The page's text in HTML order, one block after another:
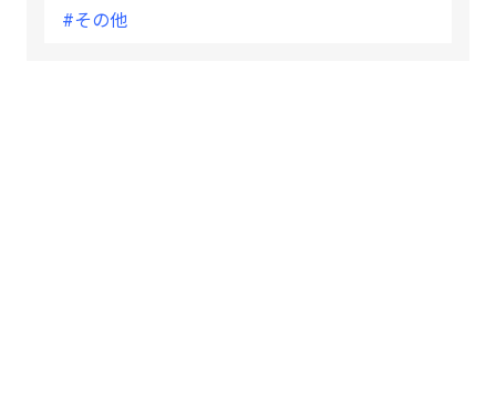
#その他